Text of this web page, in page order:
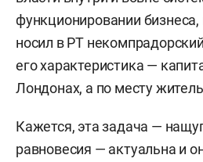
функционировании
носил в РТ
его характеристика —
Лондонах, а по месту
Кажется, эта задача —
равновесия — актуальна и